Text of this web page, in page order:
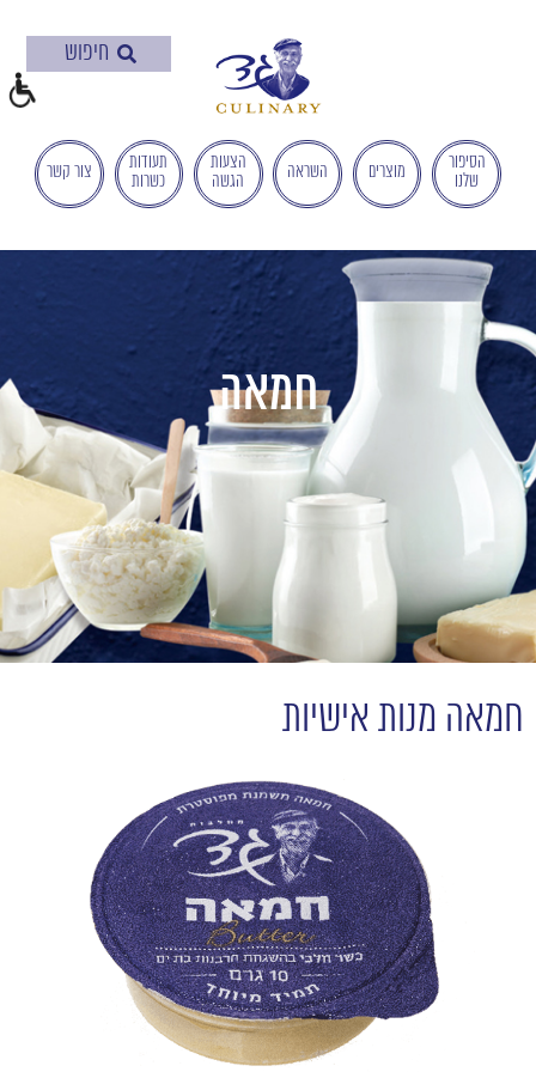
הישראלי
לְהַנְגָּשָׁת
אָתָרִים".
הַמְּסַיַּעַת
לִנְגִישׁוּת
הָאֲתָר.
לִפְתִיחַת
תַּפְרִיט
הֵנְּגִישׁוּת
ALT+0
הסיפור
שלנו
מוצרים השראה
הצעות
הגשה
תעודות
כשרות
צור קשר
חמאה
חמאה מנות אישיות